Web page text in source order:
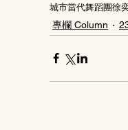
城市當代舞蹈團徐
專欄 Column